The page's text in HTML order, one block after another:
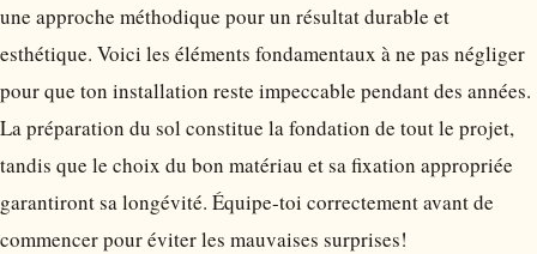
une approche méthodique pour un résultat durable et
esthétique. Voici les éléments fondamentaux à ne pas négliger
pour que ton installation reste impeccable pendant des années.
La préparation du sol constitue la fondation de tout le projet,
tandis que le choix du bon matériau et sa fixation appropriée
garantiront sa longévité. Équipe-toi correctement avant de
commencer pour éviter les mauvaises surprises!